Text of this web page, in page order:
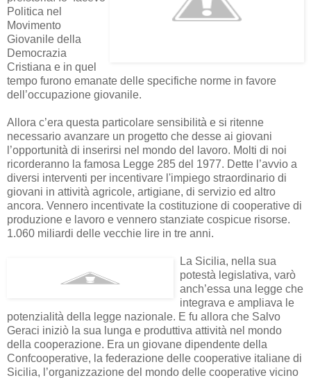
Politica nel
Movimento
Giovanile della
Democrazia
Cristiana e in quel
tempo furono emanate delle specifiche norme in favore
dell’occupazione giovanile.
Allora c’era questa particolare sensibilità e si ritenne
necessario avanzare un progetto che desse ai giovani
l’opportunità di inserirsi nel mondo del lavoro. Molti di noi
ricorderanno la famosa Legge 285 del 1977. Dette l’avvio a
diversi interventi per incentivare l'impiego straordinario di
giovani in attività agricole, artigiane, di servizio ed altro
ancora. Vennero incentivate la costituzione di cooperative di
produzione e lavoro e vennero stanziate cospicue risorse.
1.060 miliardi delle vecchie lire in tre anni.
La Sicilia, nella sua
potestà legislativa, varò
anch’essa una legge che
integrava e ampliava le
potenzialità della legge nazionale. E fu allora che Salvo
Geraci iniziò la sua lunga e produttiva attività nel mondo
della cooperazione. Era un giovane dipendente della
Confcooperative, la federazione delle cooperative italiane di
Sicilia, l’organizzazione del mondo delle cooperative vicino